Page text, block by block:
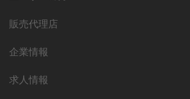
販売代理店
企業情報
求人情報